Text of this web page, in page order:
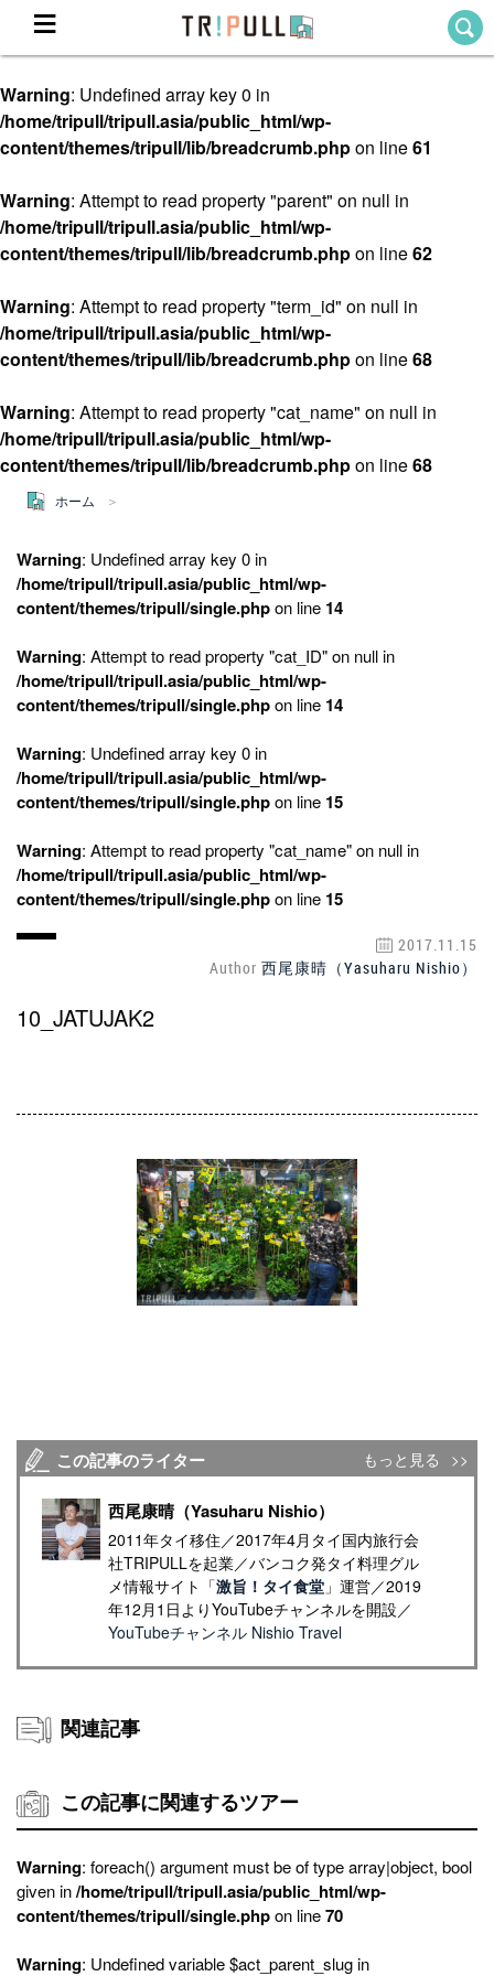
ホーム
Theme
テーマから探す
TRIPULLブログ
About
私たちについて
Warning: Undefined array key 0 in
/home/tripull/tripull.asia/public_html/wp-
content/themes/tripull/lib/breadcrumb.phpon line61
Warning: Attempt to read property "parent" on null in
/home/tripull/tripull.asia/public_html/wp-
content/themes/tripull/lib/breadcrumb.phpon line62
Warning: Attempt to read property "term_id" on null in
/home/tripull/tripull.asia/public_html/wp-
content/themes/tripull/lib/breadcrumb.phpon line68
Warning: Attempt to read property "cat_name" on null in
/home/tripull/tripull.asia/public_html/wp-
content/themes/tripull/lib/breadcrumb.phpon line68
ホーム
Warning: Undefined array key 0 in
/home/tripull/tripull.asia/public_html/wp-
content/themes/tripull/single.phpon line 14
Warning: Attempt to read property "cat_ID" on null in
/home/tripull/tripull.asia/public_html/wp-
content/themes/tripull/single.phpon line 14
Warning: Undefined array key 0 in
/home/tripull/tripull.asia/public_html/wp-
content/themes/tripull/single.phpon line 15
Warning: Attempt to read property "cat_name" on null in
/home/tripull/tripull.asia/public_html/wp-
content/themes/tripull/single.phpon line 15
2017.11.15
Author 西尾康晴（Yasuharu Nishio）
10_JATUJAK2
この記事のライター もっと見る
西尾康晴（Yasuharu Nishio）
2011年タイ移住／2017年4月タイ国内旅行会
社TRIPULLを起業／バンコク発タイ料理グル
メ情報サイト「激旨！タイ食堂」運営／2019
年12月1日よりYouTubeチャンネルを開設／
YouTubeチャンネル Nishio Travel
関連記事
この記事に関連するツアー
Warning: foreach() argument must be of type array|object, bool
given in/home/tripull/tripull.asia/public_html/wp-
content/themes/tripull/single.phpon line70
Warning: Undefined variable $act_parent_slug in